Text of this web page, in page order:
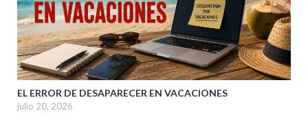
EL ERROR DE DESAPARECER EN VACACIONES
julio 20, 2026